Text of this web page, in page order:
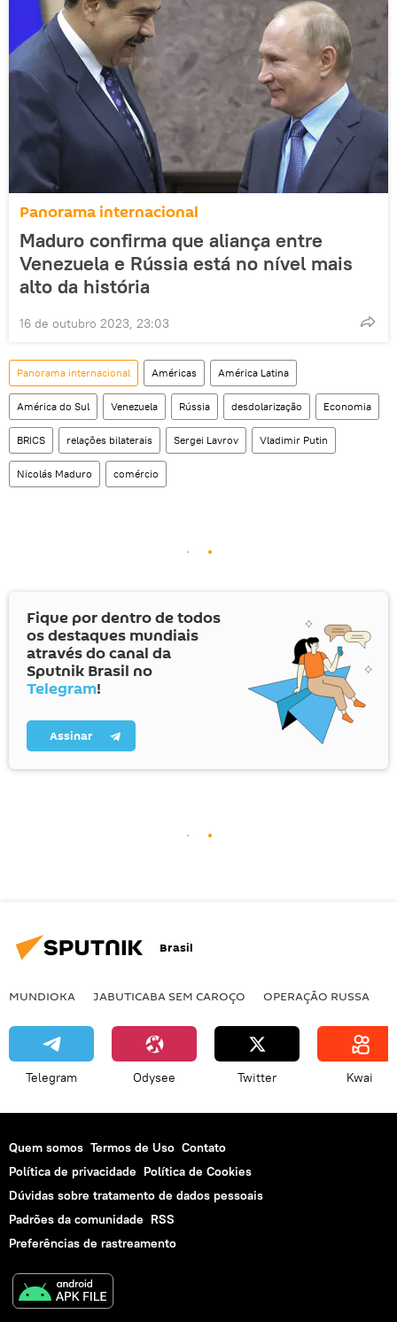
Panorama internacional
Maduro confirma que aliança entre
Venezuela e Rússia está no nível mais
alto da história
16 de outubro 2023, 23:03
Panorama internacional Américas América Latina
América do Sul Venezuela Rússia desdolarização Economia
BRICS relações bilaterais Sergei Lavrov Vladimir Putin
Nicolás Maduro comércio
Fique por dentro de todos
os destaques mundiais
através do canal da
Sputnik Brasil no
Telegram!
Assinar
Brasil
MUNDIOKA JABUTICABA SEM CAROÇO OPERAÇÃO RUSSA
Telegram Odysee Twitter Kwai
Quem somos Termos de Uso Contato
Política de privacidade Política de Cookies
Dúvidas sobre tratamento de dados pessoais
Padrões da comunidade RSS
Preferências de rastreamento